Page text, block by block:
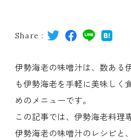
(ごちそう重/誕生日重/還
弁当宅配・仕出し
Share :
伊勢海老の味噌汁は、数ある
も伊勢海老を手軽に美味しく
めのメニューです。
この記事では、伊勢海老料理
伊勢海老の味噌汁のレシピと